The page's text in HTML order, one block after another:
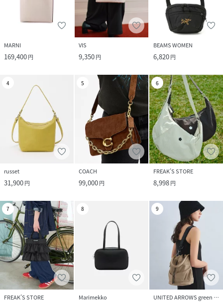
MARNI
169,400円
VIS
9,350円
BEAMS WOMEN
6,820円
4
russet
31,900円
5
COACH
99,000円
6
FREAK’S STORE
8,998円
7
FREAK’S STORE
8
Marimekko
9
UNITED ARROWS green label relaxing